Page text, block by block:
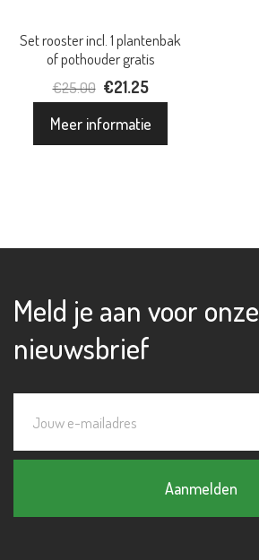
Set rooster incl. 1 plantenbak
of pothouder gratis
€25.00 Oorspronkelijke
was:
€21.25Huidige
is:
Meer informatie
Meld je aan voor onze
nieuwsbrief
Aanmelden